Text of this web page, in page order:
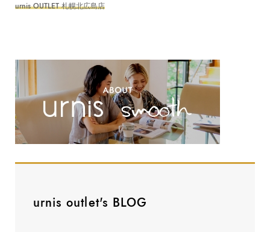
urnis OUTLET 札幌北広島店
urnis outlet's BLOG